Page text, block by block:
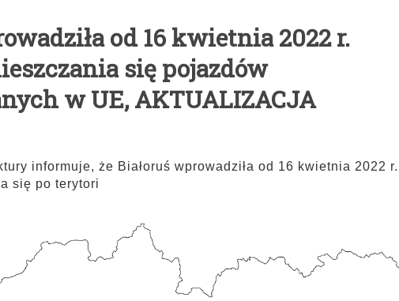
od 16 kwietnia 2022 r.
się pojazdów
w UE, AKTUALIZACJA
informuje, że Białoruś wprowadziła od 16 kwietnia 2022 r.
się po terytori